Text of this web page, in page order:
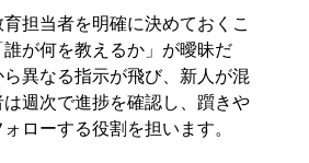
担当者を明確に決めておくこ
が何を教えるか」が曖昧だ
異なる指示が飛び、新人が混
週次で進捗を確認し、躓きや
ローする役割を担います。